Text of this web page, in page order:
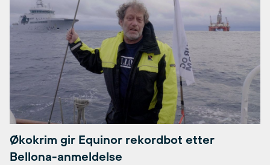
Økokrim gir Equinor rekordbot etter
Bellona-anmeldelse